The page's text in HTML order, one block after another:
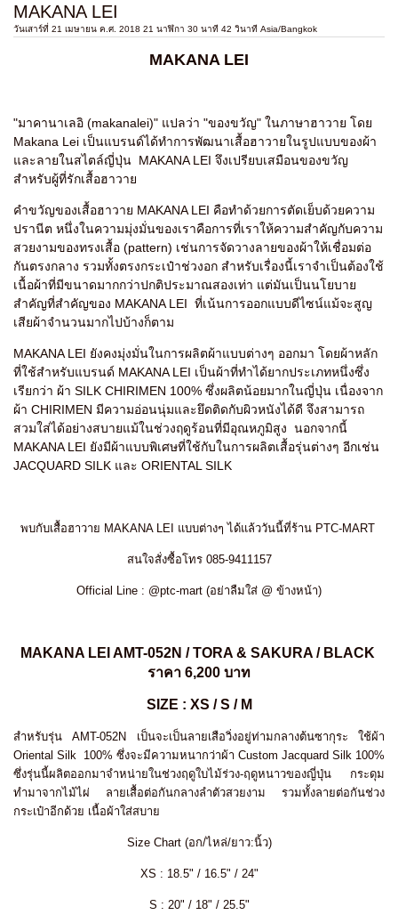
MAKANA LEI
วันเสาร์ที่ 21 เมษายน ค.ศ. 2018 21 นาฬิกา 30 นาที 42 วินาที Asia/Bangkok
MAKANA LEI
"มาคานาเลอิ (makanalei)" แปลว่า "ของขวัญ" ในภาษาฮาวาย โดย
Makana Lei เป็นแบรนด์ได้ทำการพัฒนาเสื้อฮาวายในรูปแบบของผ้า
และลายในสไตล์ญี่ปุ่น MAKANA LEI จึงเปรียบเสมือนของขวัญ
สำหรับผู้ที่รักเสื้อฮาวาย
คำขวัญของเสื้อฮาวาย MAKANA LEI คือทำด้วยการตัดเย็บด้วยความ
ปรานีต หนึ่งในความมุ่งมั่นของเราคือการที่เราให้ความสำคัญกับความ
สวยงามของทรงเสื้อ (pattern) เช่นการจัดวางลายของผ้าให้เชื่อมต่อ
กันตรงกลาง รวมทั้งตรงกระเป๋าช่วงอก สำหรับเรื่องนี้เราจำเป็นต้องใช้
เนื้อผ้าที่มีขนาดมากกว่าปกติประมาณสองเท่า แต่มันเป็นนโยบาย
สำคัญที่สำคัญของ MAKANA LEI ที่เน้นการออกแบบดีไซน์แม้จะสูญ
เสียผ้าจำนวนมากไปบ้างก็ตาม
MAKANA LEI ยังคงมุ่งมั่นในการผลิตผ้าแบบต่างๆ ออกมา โดยผ้าหลัก
ที่ใช้สำหรับแบรนด์ MAKANA LEI เป็นผ้าที่ทำได้ยากประเภทหนึ่งซึ่ง
เรียกว่า ผ้า SILK CHIRIMEN 100% ซึ่งผลิตน้อยมากในญี่ปุ่น เนื่องจาก
ผ้า CHIRIMEN มีความอ่อนนุ่มและยึดติดกับผิวหนังได้ดี จึงสามารถ
สวมใส่ได้อย่างสบายแม้ในช่วงฤดูร้อนที่มีอุณหภูมิสูง นอกจากนี้
MAKANA LEI ยังมีผ้าแบบพิเศษที่ใช้กับในการผลิตเสื้อรุ่นต่างๆ อีกเช่น
JACQUARD SILK และ ORIENTAL SILK
พบกับเสื้อฮาวาย MAKANA LEI แบบต่างๆ ได้แล้ววันนี้ที่ร้าน PTC-MART
สนใจสั่งซื้อโทร 085-9411157
Official Line : @ptc-mart (อย่าลืมใส่ @ ข้างหน้า)
MAKANA LEI AMT-052N /TORA & SAKURA/ BLACK
ราคา 6,200 บาท
SIZE : XS / S / M
สำหรับรุ่น AMT-052N เป็นจะเป็นลายเสือวิ่งอยู่ท่ามกลางต้นซากุระ ใช้ผ้า
Oriental Silk 100% ซึ่งจะมีความหนากว่าผ้า Custom Jacquard Silk 100%
ซึ่งรุ่นนี้ผลิตออกมาจำหน่ายในช่วงฤดูใบไม้ร่วง-ฤดูหนาวของญี่ปุ่น กระดุม
ทำมาจากไม้ไผ่ ลายเสื้อต่อกันกลางลำตัวสวยงาม รวมทั้งลายต่อกันช่วง
กระเป๋าอีกด้วย เนื้อผ้าใส่สบาย
Size Chart (อก/ไหล่/ยาว:นิ้ว)
XS : 18.5" / 16.5" / 24"
S : 20" / 18" / 25.5"